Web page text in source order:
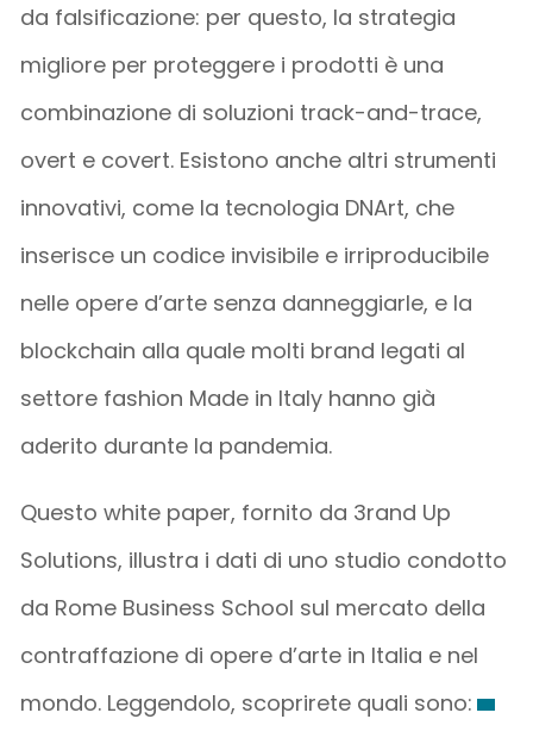
da falsificazione: per questo, la strategia
migliore per proteggere i prodotti è una
combinazione di soluzioni track-and-trace,
overt e covert. Esistono anche altri strumenti
innovativi, come la tecnologia DNArt, che
inserisce un codice invisibile e irriproducibile
nelle opere d’arte senza danneggiarle, e la
blockchain alla quale molti brand legati al
settore fashion Made in Italy hanno già
aderito durante la pandemia.
Questo white paper, fornito da 3rand Up
Solutions, illustra i dati di uno studio condotto
da Rome Business School sul mercato della
contraffazione di opere d’arte in Italia e nel
mondo. Leggendolo, scoprirete quali sono: